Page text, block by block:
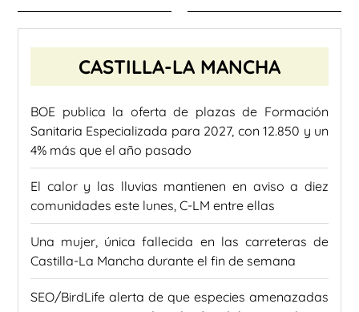
CASTILLA-LA MANCHA
BOE publica la oferta de plazas de Formación
Sanitaria Especializada para 2027, con 12.850 y un
4% más que el año pasado
El calor y las lluvias mantienen en aviso a diez
comunidades este lunes, C-LM entre ellas
Una mujer, única fallecida en las carreteras de
Castilla-La Mancha durante el fin de semana
SEO/BirdLife alerta de que especies amenazadas